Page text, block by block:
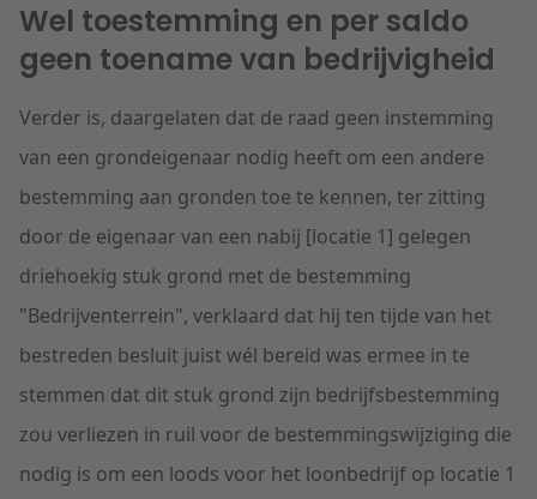
Wel toestemming en per saldo
geen toename van bedrijvigheid
Verder is, daargelaten dat de raad geen instemming
van een grondeigenaar nodig heeft om een andere
bestemming aan gronden toe te kennen, ter zitting
door de eigenaar van een nabij [locatie 1] gelegen
driehoekig stuk grond met de bestemming
"Bedrijventerrein", verklaard dat hij ten tijde van het
bestreden besluit juist wél bereid was ermee in te
stemmen dat dit stuk grond zijn bedrijfsbestemming
zou verliezen in ruil voor de bestemmingswijziging die
nodig is om een loods voor het loonbedrijf op locatie 1